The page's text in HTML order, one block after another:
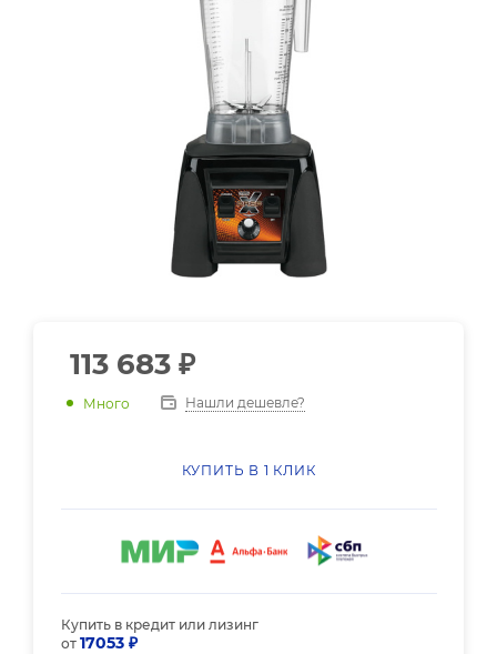
113 683 ₽
Много Нашли дешевле?
КУПИТЬ В 1 КЛИК
Купить в кредит или лизинг
от 17053 ₽